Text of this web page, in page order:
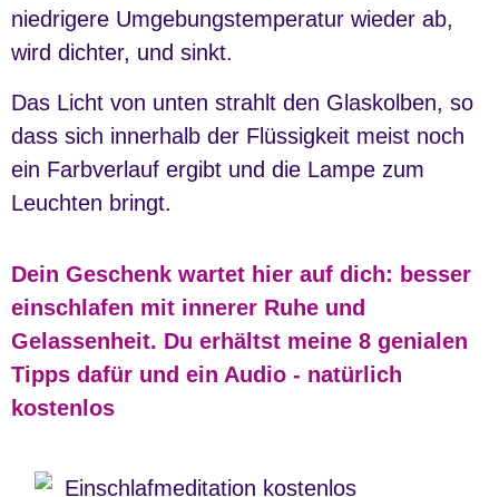
niedrigere Umgebungstemperatur wieder ab,
wird dichter, und sinkt.
Das Licht von unten strahlt den Glaskolben, so
dass sich innerhalb der Flüssigkeit meist noch
ein Farbverlauf ergibt und die Lampe zum
Leuchten bringt.
Dein Geschenk wartet hier auf dich: besser
einschlafen mit innerer Ruhe und
Gelassenheit. Du erhältst meine 8 genialen
Tipps dafür und ein Audio - natürlich
kostenlos